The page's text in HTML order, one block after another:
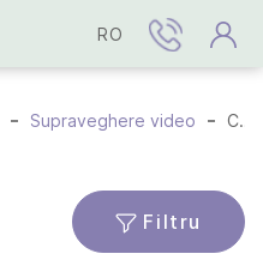
RO
Supraveghere video Cloud
Filtru